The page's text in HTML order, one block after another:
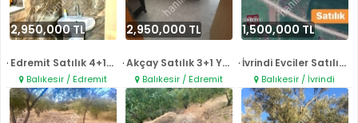
2,950,000 TL
.
Edremit Satılık 4+1 Bahçeli Mü..
Balıkesir / Edremit
2,950,000 TL
.
Akçay Satılık 3+1 Yazlık Daire..
Balıkesir / Edremit
1,500,000 TL
.
İvrindi Evciler Satılık Arazi..
Balıkesir / İvrindi